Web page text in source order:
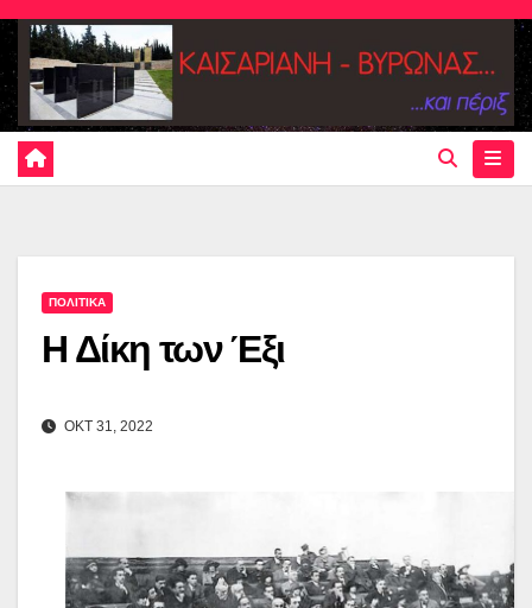
Skip
content
ΠΟΛΙΤΙΚΑ
Η Δίκη των Έξι
ΟΚΤ 31, 2022